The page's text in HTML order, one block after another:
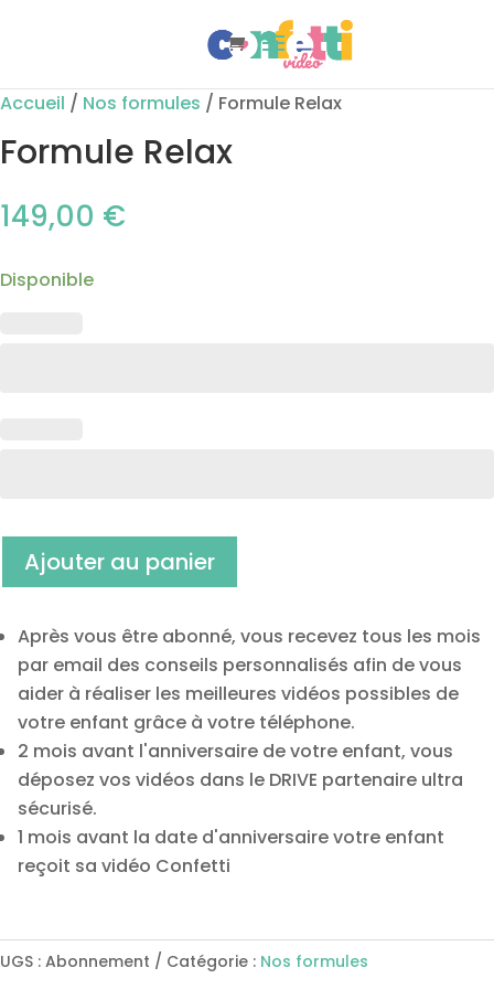
Accueil / Nos formules / Formule Relax
Formule Relax
149,00 €
Disponible
Ajouter au panier
Après vous être abonné, vous recevez tous les mois
par email des conseils personnalisés afin de vous
aider à réaliser les meilleures vidéos possibles de
votre enfant grâce à votre téléphone.
2 mois avant l'anniversaire de votre enfant, vous
déposez vos vidéos dans le DRIVE partenaire ultra
sécurisé.
1 mois avant la date d'anniversaire votre enfant
reçoit sa vidéo Confetti
UGS : Abonnement Catégorie : Nos formules